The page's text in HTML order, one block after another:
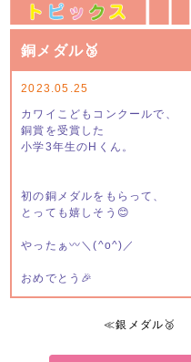
銅メダル🥉
2023.05.25
カワイこどもコンクールで、
銅賞を受賞した
小学3年生のHくん。
初の銅メダルをもらって、
とっても嬉しそう😊
やったぁ〰︎＼(^o^)／
おめでとう🎉
≪銀メダル🥈